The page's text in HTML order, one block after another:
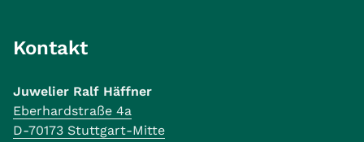
Kontakt
Juwelier Ralf Häffner
Eberhardstraße 4a
D-70173 Stuttgart-Mitte